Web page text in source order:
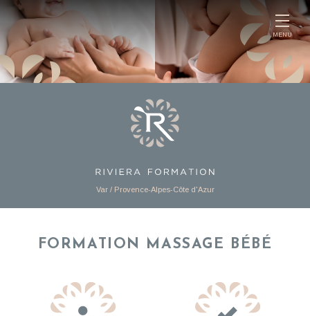
MENU
Var / Provence-Alpes-Côte d'Azur
FORMATION MASSAGE BÉBÉ
Panneau de gestion des cookies